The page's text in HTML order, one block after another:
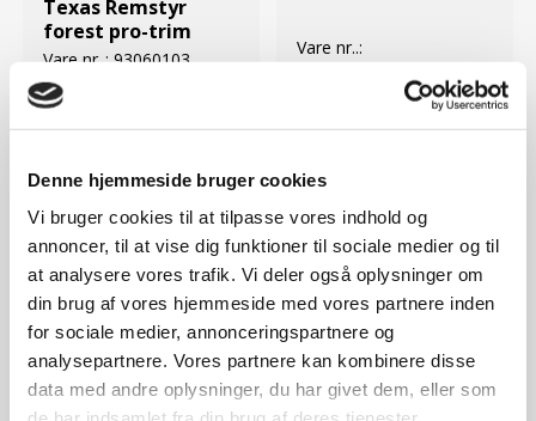
Denne hjemmeside bruger cookies
Vi bruger cookies til at tilpasse vores indhold og
annoncer, til at vise dig funktioner til sociale medier og til
at analysere vores trafik. Vi deler også oplysninger om
din brug af vores hjemmeside med vores partnere inden
for sociale medier, annonceringspartnere og
analysepartnere. Vores partnere kan kombinere disse
data med andre oplysninger, du har givet dem, eller som
Texas Remstyr
forest pro-trim
Vare nr..: 93060103
103,00 DKK
Vare nr..: